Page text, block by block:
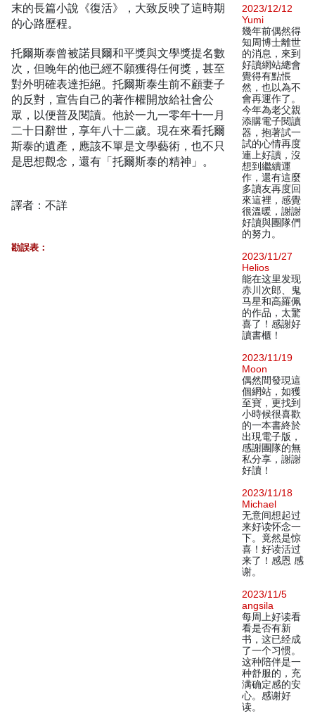
末的長篇小說《復活》，大致反映了這時期
的心路歷程。
托爾斯泰曾被諾貝爾和平獎與文學獎提名數
次，但晚年的他已經不願獲得任何獎，甚至
對外明確表達拒絕。托爾斯泰生前不顧妻子
的反對，宣告自己的著作權開放給社會公
眾，以便普及閱讀。他於一九一零年十一月
二十日辭世，享年八十二歲。現在來看托爾
斯泰的遺產，應該不單是文學藝術，也不只
是思想觀念，還有「托爾斯泰的精神」。
譯者：不詳
勘誤表：
2023/12/12
Yumi
幾年前偶然得
知周博士離世
的消息，來到
好讀網站總會
覺得有點悵
然，也以為不
會再運作了。
今年為老父親
添購電子閱讀
器，抱著試一
試的心情再度
連上好讀，沒
想到繼續運
作，還有這麼
多讀友再度回
來這裡，感覺
很溫暖，謝謝
好讀與團隊們
的努力。
2023/11/27
Helios
能在这里发现
赤川次郎、鬼
马星和高羅佩
的作品，太驚
喜了！感謝好
讀書櫃！
2023/11/19
Moon
偶然間發現這
個網站，如獲
至寶，更找到
小時候很喜歡
的一本書終於
出現電子版，
感謝團隊的無
私分享，謝謝
好讀！
2023/11/18
Michael
无意间想起过
来好读怀念一
下。竟然是惊
喜！好读活过
来了！感恩 感
谢。
2023/11/5
angsila
每周上好读看
看是否有新
书，这已经成
了一个习惯。
这种陪伴是一
种舒服的，充
满确定感的安
心。感谢好
读。